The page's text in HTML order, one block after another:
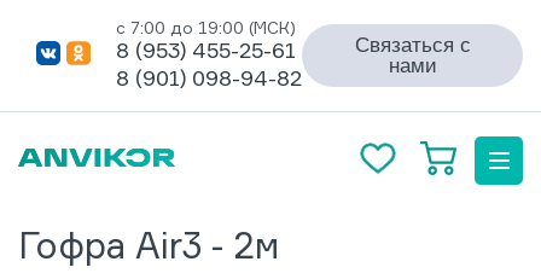
с 7:00 до 19:00 (МСК)
8 (953) 455-25-61
8 (901) 098-94-82
Связаться с
нами
Гофра Air3 - 2м